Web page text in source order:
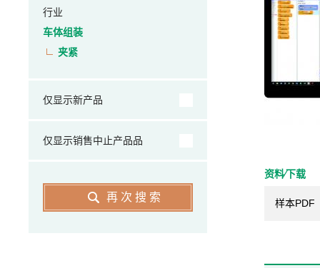
资料⁄下载
样本PDF
行业
车体组装
夹紧
仅显示新产品
仅显示销售中止产品品
再次搜索